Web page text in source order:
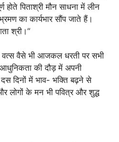
होते पिताश्री मौन साधना में लीन
का कार्यभार सौंप जाते हैं।
श्री।“
, वत्स वैसे भी आजकल धरती पर सभी
की दौड़ में अपनी
दिनों में भाव- भक्ति बढ़ने से
लोगों के मन भी पवित्र और शुद्ध